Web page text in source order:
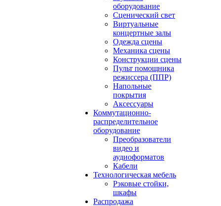
оборудование
Сценический свет
Виртуальные
концертные залы
Одежда сцены
Механика сцены
Конструкции сцены
Пульт помощника
режиссера (ППР)
Напольные
покрытия
Аксессуары
Коммутационно-
распределительное
оборудование
Преобразователи
видео и
аудиоформатов
Кабели
Технологическая мебель
Рэковые стойки,
шкафы
Распродажа